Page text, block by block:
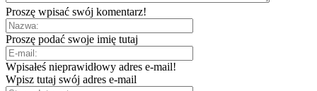
Proszę wpisać swój komentarz!
Proszę podać swoje imię tutaj
Wpisałeś nieprawidłowy adres e-mail!
Wpisz tutaj swój adres e-mail